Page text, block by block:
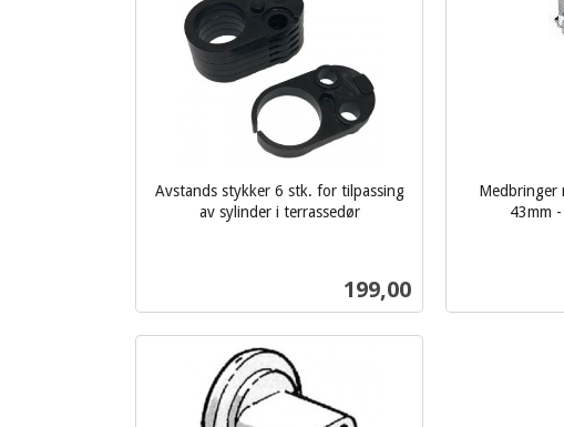
Avstands stykker 6 stk. for tilpassing
av sylinder i terrassedør
Pris
199,00
Kjøp
Medbringer
43mm